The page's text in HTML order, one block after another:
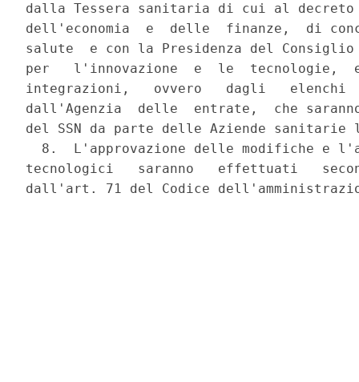
dalla Tessera sanitaria di cui al decreto
dell'economia  e  delle  finanze,  di
salute  e con la Presidenza del
per   l'innovazione  e  le  tecnologie,  e
integrazioni,   ovvero   dagli
dall'Agenzia  delle  entrate,  che
del SSN da parte delle Aziende
8.  L'approvazione delle modifiche e
tecnologici   saranno   effettuati